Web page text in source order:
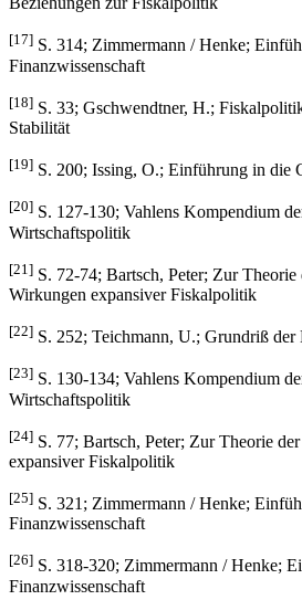
[17] S. 314; Zimmermann / Henke;
Finanzwissenschaft
[18] S. 33; Gschwendtner, H.;
Stabilität
[19] S. 200; Issing, O.; Einführung in die
[20] S. 127-130; Vahlens Kompendium
Wirtschaftspolitik
[21] S. 72-74; Bartsch, Peter; Zur Theorie
Wirkungen expansiver Fiskalpolitik
[22] S. 252; Teichmann, U.; Grundriß
[23] S. 130-134; Vahlens Kompendium
Wirtschaftspolitik
[24] S. 77; Bartsch, Peter; Zur Theorie
expansiver Fiskalpolitik
[25] S. 321; Zimmermann / Henke;
Finanzwissenschaft
[26] S. 318-320; Zimmermann / Henke;
Finanzwissenschaft